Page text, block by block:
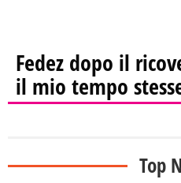
Fedez dopo il
il mio tempo
Top